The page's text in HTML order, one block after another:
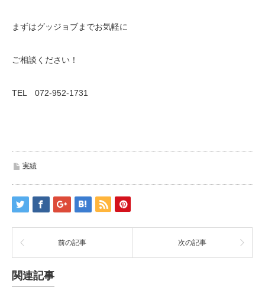
まずはグッジョブまでお気軽に
ご相談ください！
TEL 072-952-1731
実績
前の記事 次の記事
関連記事